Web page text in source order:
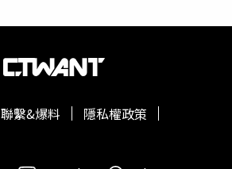
聯繫&爆料
隱私權政策